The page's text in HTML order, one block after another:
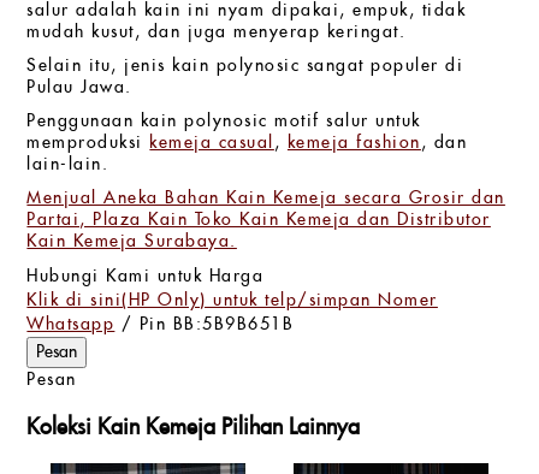
salur adalah kain ini nyam dipakai, empuk, tidak
mudah kusut, dan juga menyerap keringat.
Selain itu, jenis kain polynosic sangat populer di
Pulau Jawa.
Penggunaan kain polynosic motif salur untuk
memproduksi
kemeja casual , kemeja fashion, dan
lain-lain.
Menjual Aneka Bahan Kain Kemeja secara Grosir dan
Partai, Plaza Kain Toko Kain Kemeja dan Distributor
Kain Kemeja Surabaya.
Hubungi Kami untuk Harga
Klik di sini(HP Only) untuk telp/simpan Nomer
Whatsapp / Pin BB:5B9B651B
Pesan
Koleksi Kain Kemeja Pilihan Lainnya